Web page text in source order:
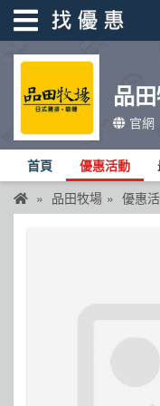
品
官網
首頁 優惠活動
品田牧場 優惠
找優惠
首頁
優惠活動
折價卷